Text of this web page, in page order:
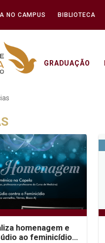
NO CAMPUS BIBLIOTECA
GRADUAÇÃO
- Unicap
homenagem e
ao feminicídio